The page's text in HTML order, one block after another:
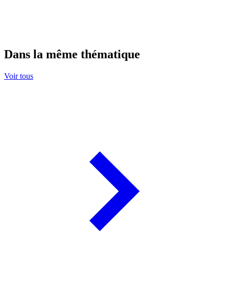
Dans la même thématique
Voir tous